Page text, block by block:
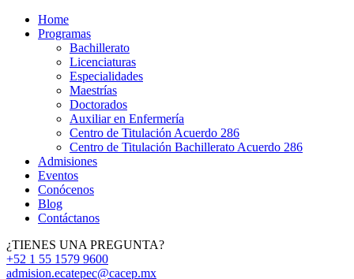
Home
Programas
Bachillerato
Licenciaturas
Especialidades
Maestrías
Doctorados
Auxiliar en Enfermería
Centro de Titulación Acuerdo 286
Centro de Titulación Bachillerato Acuerdo 286
Admisiones
Eventos
Conócenos
Blog
Contáctanos
¿TIENES UNA PREGUNTA?
+52 1 55 1579 9600
admision.ecatepec@cacep.mx